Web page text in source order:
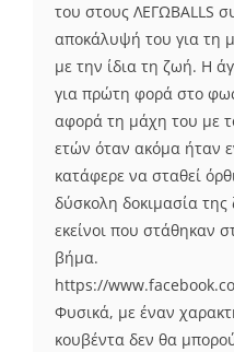
του στους ΛΕΓΩBALLS
αποκάλυψή του για τη
με την ίδια τη ζωή. Η
για πρώτη φορά στο
αφορά τη μάχη του με
ετών όταν ακόμα ήταν
κατάφερε να σταθεί
δύσκολη δοκιμασία της
εκείνοι που στάθηκαν
βήμα.
https://
Φυσικά, με έναν
κουβέντα δεν θα